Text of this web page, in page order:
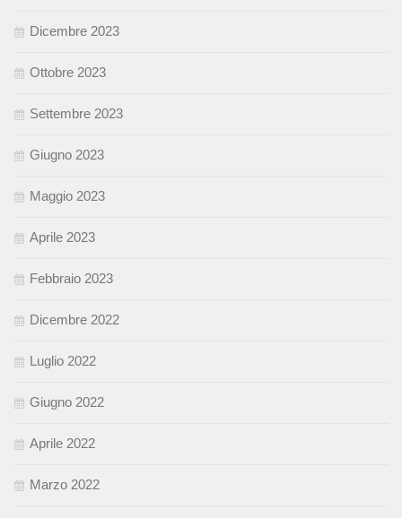
Dicembre 2023
Ottobre 2023
Settembre 2023
Giugno 2023
Maggio 2023
Aprile 2023
Febbraio 2023
Dicembre 2022
Luglio 2022
Giugno 2022
Aprile 2022
Marzo 2022